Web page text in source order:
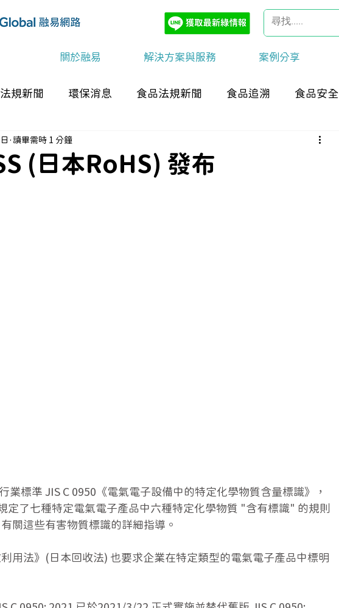
關於融易 解決方案與服務 案例分享
規新聞 環保消息 食品法規新聞 食品追溯 食品安全
(日本RoHS) 發布
讀畢需時 1 分鐘
業標準 JIS C 0950《電氣電子設備中的特定化學物質含量標識》，
定了七種特定電氣電子產品中六種特定化學物質 "含有標識" 的規則
關這些有害物質標識的詳細指導。
用法》(日本回收法) 也要求企業在特定類型的電氣電子產品中標明